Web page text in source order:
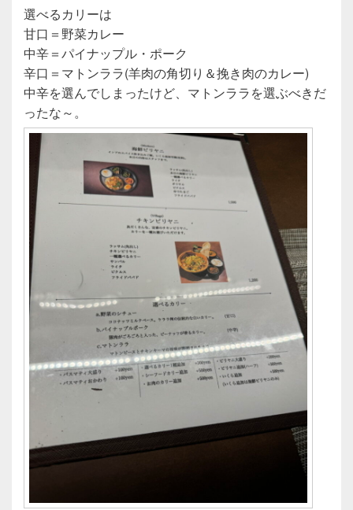
選べるカリーは
甘口＝野菜カレー
中辛＝パイナップル・ポーク
辛口＝マトンララ(羊肉の角切り＆挽き肉のカレー)
中辛を選んでしまったけど、マトンララを選ぶべきだ
ったな～。